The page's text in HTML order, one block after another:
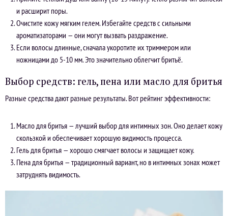
и расширит поры.
Очистите кожу мягким гелем. Избегайте средств с сильными
ароматизаторами — они могут вызвать раздражение.
Если волосы длинные, сначала укоротите их триммером или
ножницами до 5-10 мм. Это значительно облегчит бритьё.
Выбор средств: гель, пена или масло для бритья
Разные средства дают разные результаты. Вот рейтинг эффективности:
Масло для бритья — лучший выбор для интимных зон. Оно делает кожу
скользкой и обеспечивает хорошую видимость процесса.
Гель для бритья — хорошо смягчает волосы и защищает кожу.
Пена для бритья — традиционный вариант, но в интимных зонах может
затруднять видимость.